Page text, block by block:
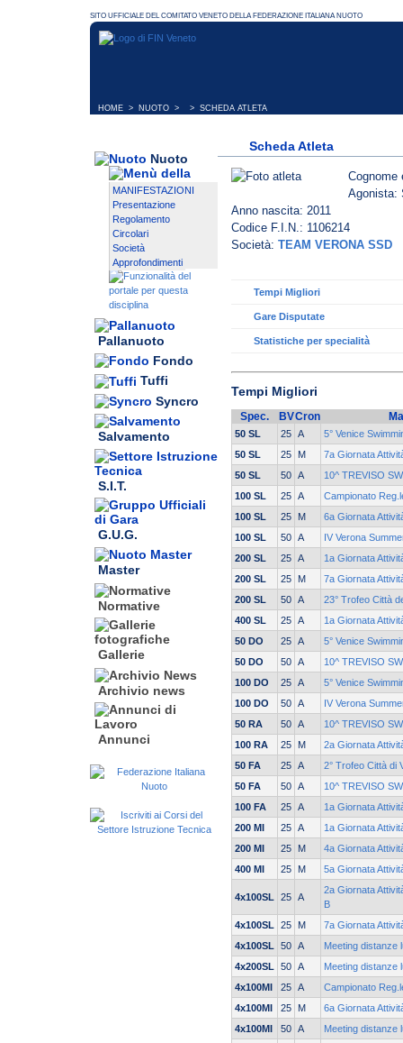
HOME > NUOTO > > SCHEDA ATLETA
Nuoto
MANIFESTAZIONI
Presentazione
Regolamento
Circolari
Società
Approfondimenti
Pallanuoto
Fondo
Tuffi
Syncro
Salvamento
S.I.T.
G.U.G.
Master
Normative
Gallerie
Archivio news
Annunci
Scheda Atleta
Agonista:
Anno nascita: 2011
Codice F.I.N.: 1106214
Società: TEAM VERONA SSD
Tempi Migliori
Gare Disputate
Statistiche per specialità
Tempi Migliori
Spec. BVCron
50 SL 25 A
5° Venice
50 SL
25 M
7a Giornata
50 SL
50 A
10^ TREVISO
100 SL
25 A
Campionato
100 SL
25 M
6a Giornata
100 SL
50 A
IV Verona
200 SL
25 A
1a Giornata
200 SL
25 M
7a Giornata
200 SL
50 A
23° Trofeo Città
400 SL
25 A
1a Giornata
50 DO
25 A
5° Venice
50 DO
50 A
10^ TREVISO
100 DO
25 A
5° Venice
100 DO
50 A
IV Verona
50 RA
50 A
10^ TREVISO
100 RA
25 M
2a Giornata
50 FA
25 A
2° Trofeo Città di
50 FA
50 A
10^ TREVISO
100 FA
25 A
1a Giornata
200 MI
25 A
1a Giornata
200 MI
25 M
4a Giornata
400 MI
25 M 5a Giornata
4x100SL 25 A
2a Giornata
B
4x100SL
25 M
7a Giornata
4x100SL
50 A
Meeting distanze
4x200SL
50 A
Meeting distanze
4x100MI
25 A
Campionato
4x100MI
25 M
6a Giornata
4x100MI
50 A
Meeting distanze